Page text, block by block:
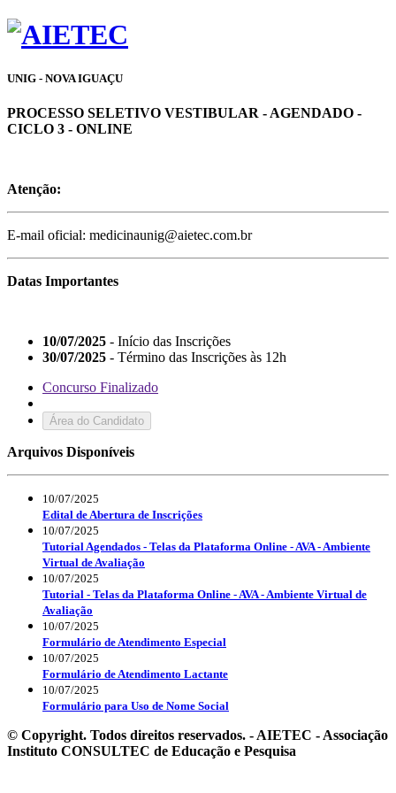
UNIG - NOVA IGUAÇU
PROCESSO SELETIVO VESTIBULAR - AGENDADO -
CICLO 3 - ONLINE
Atenção:
E-mail oficial: medicinaunig@aietec.com.br
Datas Importantes
10/07/2025 - Início das Inscrições
30/07/2025 - Término das Inscrições às 12h
Concurso Finalizado
Área do Candidato
Arquivos Disponíveis
10/07/2025
Edital de Abertura de Inscrições
10/07/2025
Tutorial Agendados - Telas da Plataforma Online - AVA - Ambiente
Virtual de Avaliação
10/07/2025
Tutorial - Telas da Plataforma Online - AVA - Ambiente Virtual de
Avaliação
10/07/2025
Formulário de Atendimento Especial
10/07/2025
Formulário de Atendimento Lactante
10/07/2025
Formulário para Uso de Nome Social
© Copyright. Todos direitos reservados. - AIETEC - Associação
Instituto CONSULTEC de Educação e Pesquisa